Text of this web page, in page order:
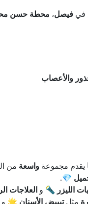
في فيصل، محطة حسن
والأعصاب
يقدم مجموعة واسعة من
💎.
الليزر 🔦 و العلاجات
مثلتبييض الأسنان 🌟 و